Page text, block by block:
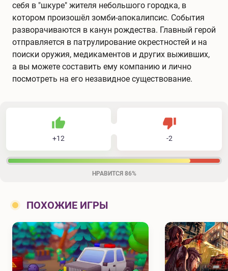
себя в "шкуре" жителя небольшого городка, в
котором произошёл зомби-апокалипсис. События
разворачиваются в канун рождества. Главный герой
отправляется в патрулирование окрестностей и на
поиски оружия, медикаментов и других выживших,
а вы можете составить ему компанию и лично
посмотреть на его незавидное существование.
+12
Нравится
-2
НРАВИТСЯ 86%
ПОХОЖИЕ ИГРЫ